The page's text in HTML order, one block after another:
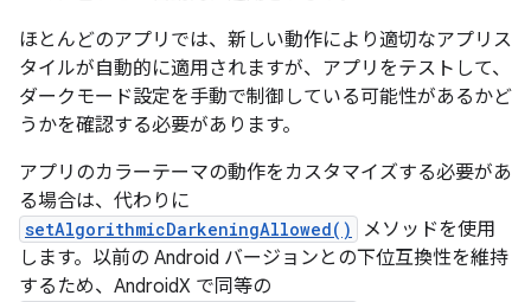
ほとんどのアプリでは、新しい動作により適切なアプリス
タイルが自動的に適用されますが、アプリをテストして、
ダークモード設定を手動で制御している可能性があるかど
うかを確認する必要があります。
アプリのカラーテーマの動作をカスタマイズする必要があ
る場合は、代わりに
setAlgorithmicDarkeningAllowed()
メソッドを使用
します。以前の Android バージョンとの下位互換性を維持
するため、AndroidX で同等の